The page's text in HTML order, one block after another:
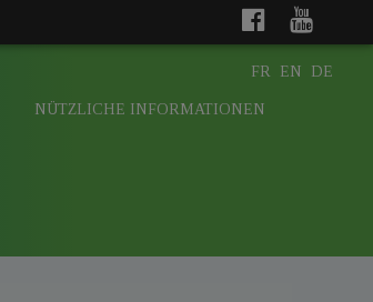
NÜTZLICHE INFORMATIONEN
FR EN DE